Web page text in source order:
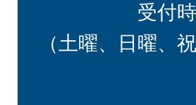
受付
（土曜、日曜、